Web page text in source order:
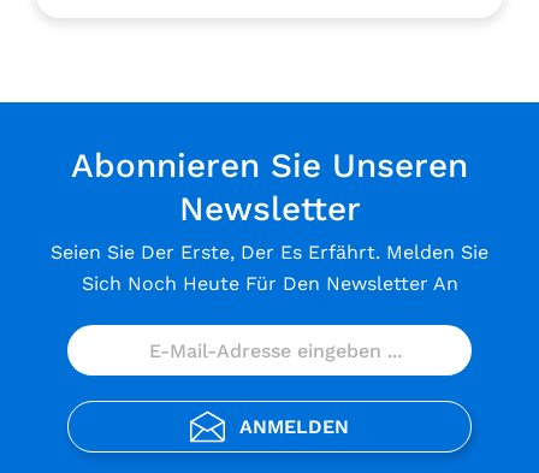
Abonnieren Sie Unseren
Newsletter
Seien Sie Der Erste, Der Es Erfährt. Melden Sie
Sich Noch Heute Für Den Newsletter An
ANMELDEN